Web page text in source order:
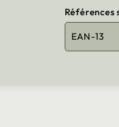
Références
EAN-13